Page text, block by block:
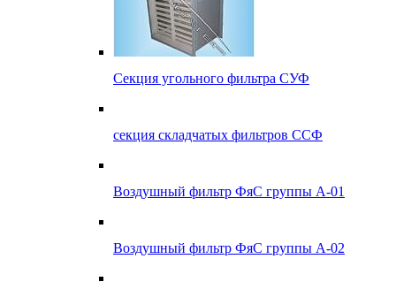
Секция угольного фильтра СУФ
секция складчатых фильтров ССФ
Воздушный фильтр ФяС группы А-01
Воздушный фильтр ФяС группы А-02